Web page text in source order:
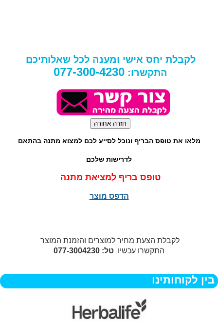
לקבלת יחס אישי ומענה לכל שאלותיכם
התקשרו: 077-300-4230
מלאו את טופס הבריף ונוכל לסייע לכם למצוא מתנה בהתאם
לדרישות שלכם
טופס בריף למציאת מתנה
הדפס מוצר
לקבלת הצעת מחיר למוצרים והזמנת המוצר
התקשרו עכשיו טל: 077-3004230
בין לקוחותינו